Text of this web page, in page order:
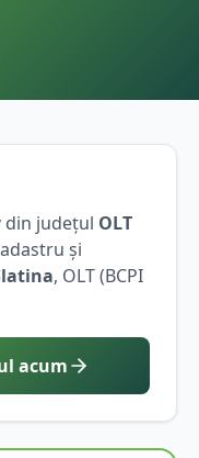
din județul OLT
și
, OLT(BCPI
acum